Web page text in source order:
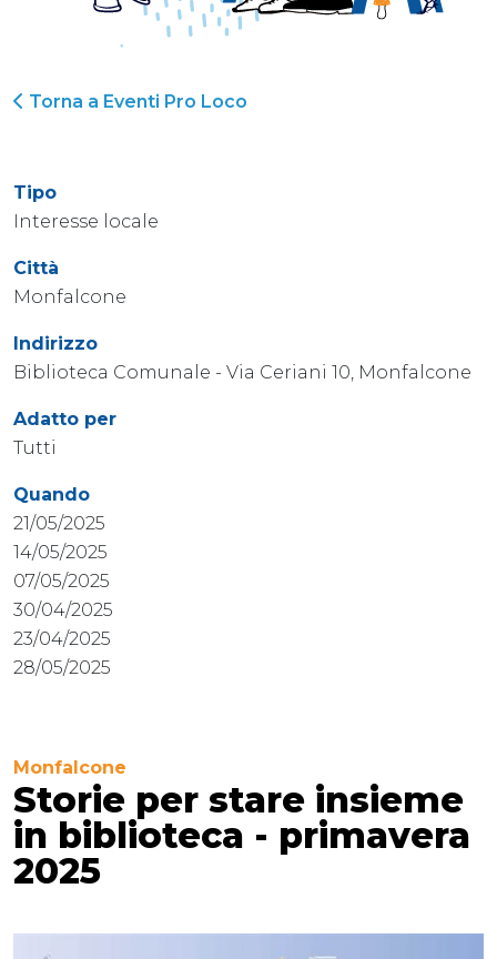
Torna a Eventi Pro Loco
Tipo
Interesse locale
Città
Monfalcone
Indirizzo
Biblioteca Comunale - Via Ceriani 10, Monfalcone
Adatto per
Tutti
Quando
21/05/2025
14/05/2025
07/05/2025
30/04/2025
23/04/2025
28/05/2025
Monfalcone
Storie per stare insieme
in biblioteca - primavera
2025